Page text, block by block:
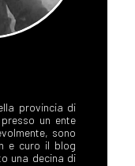
provincia di
un ente
sono
e curo il blog
una decina di